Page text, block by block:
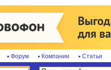
Форум Компании Статьи